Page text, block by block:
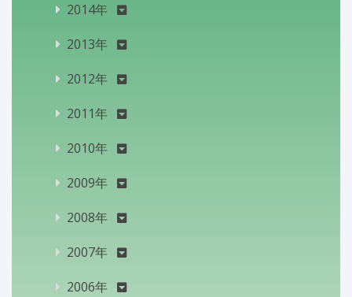
2014年
2013年
2012年
2011年
2010年
2009年
2008年
2007年
2006年